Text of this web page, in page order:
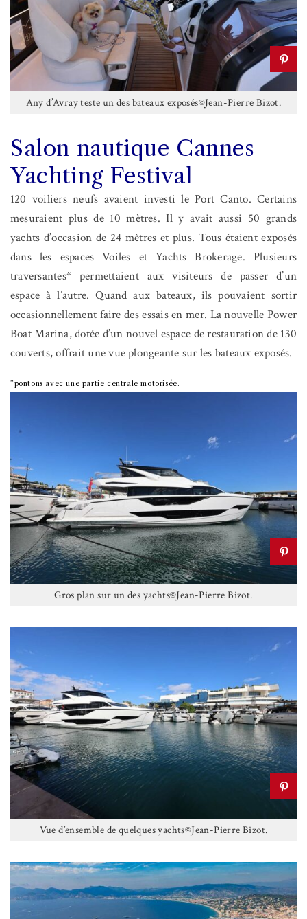
Any d’Avray teste un des bateaux exposés©Jean-Pierre Bizot.
Salon nautique Cannes
Yachting Festival
120 voiliers neufs avaient investi le Port Canto. Certains
mesuraient plus de 10 mètres. Il y avait aussi 50 grands
yachts d’occasion de 24 mètres et plus. Tous étaient exposés
dans les espaces Voiles et Yachts Brokerage. Plusieurs
traversantes* permettaient aux visiteurs de passer d’un
espace à l’autre. Quand aux bateaux, ils pouvaient sortir
occasionnellement faire des essais en mer. La nouvelle Power
Boat Marina, dotée d’un nouvel espace de restauration de 130
couverts, offrait une vue plongeante sur les bateaux exposés.
*pontons avec une partie centrale motorisée.
Gros plan sur un des yachts©Jean-Pierre Bizot.
Vue d’ensemble de quelques yachts©Jean-Pierre Bizot.